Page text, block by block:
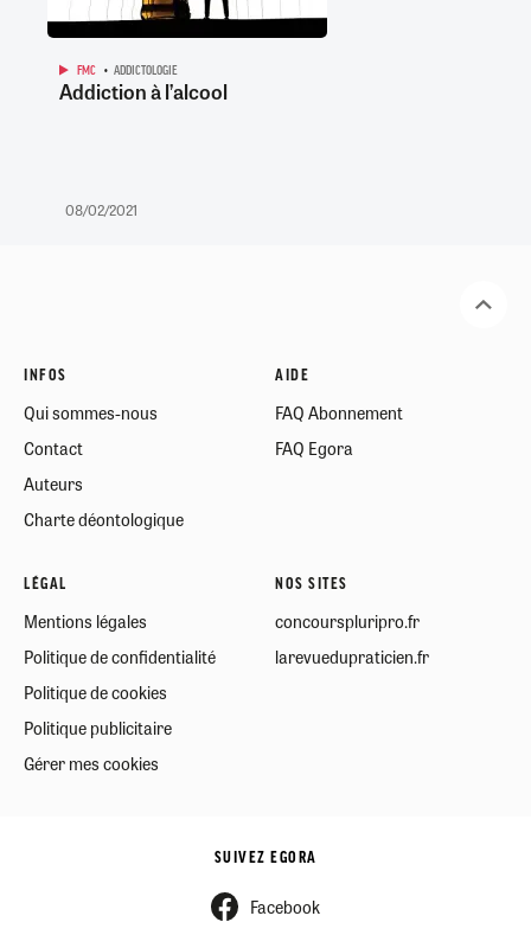
FMC ADDICTOLOGIE
Addiction à l’alcool
08/02/2021
INFOS
Qui sommes-nous
Contact
Auteurs
Charte déontologique
AIDE
FAQ Abonnement
FAQ Egora
LÉGAL
Mentions légales
Politique de confidentialité
Politique de cookies
Politique publicitaire
Gérer mes cookies
NOS SITES
concourspluripro.fr
larevuedupraticien.fr
SUIVEZ EGORA
Facebook